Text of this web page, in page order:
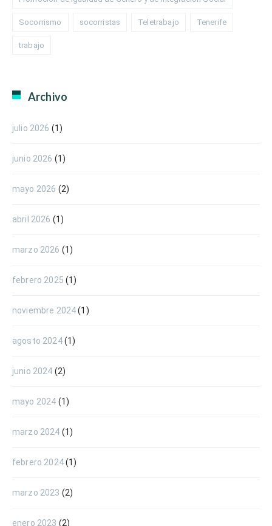
Socorrismo socorristas Teletrabajo Tenerife
trabajo
Archivo
julio 2026 (1)
junio 2026 (1)
mayo 2026 (2)
abril 2026 (1)
marzo 2026 (1)
febrero 2025 (1)
noviembre 2024(1)
agosto 2024(1)
junio 2024 (2)
mayo 2024 (1)
marzo 2024 (1)
febrero 2024(1)
marzo 2023 (2)
enero 2023 (2)